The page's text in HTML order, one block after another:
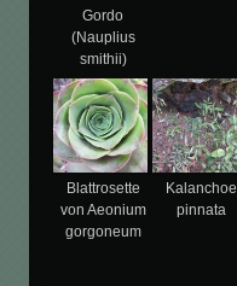
Gordo
(Nauplius
smithii)
Blattrosette
von Aeonium
gorgoneum
Kalanchoe
pinnata